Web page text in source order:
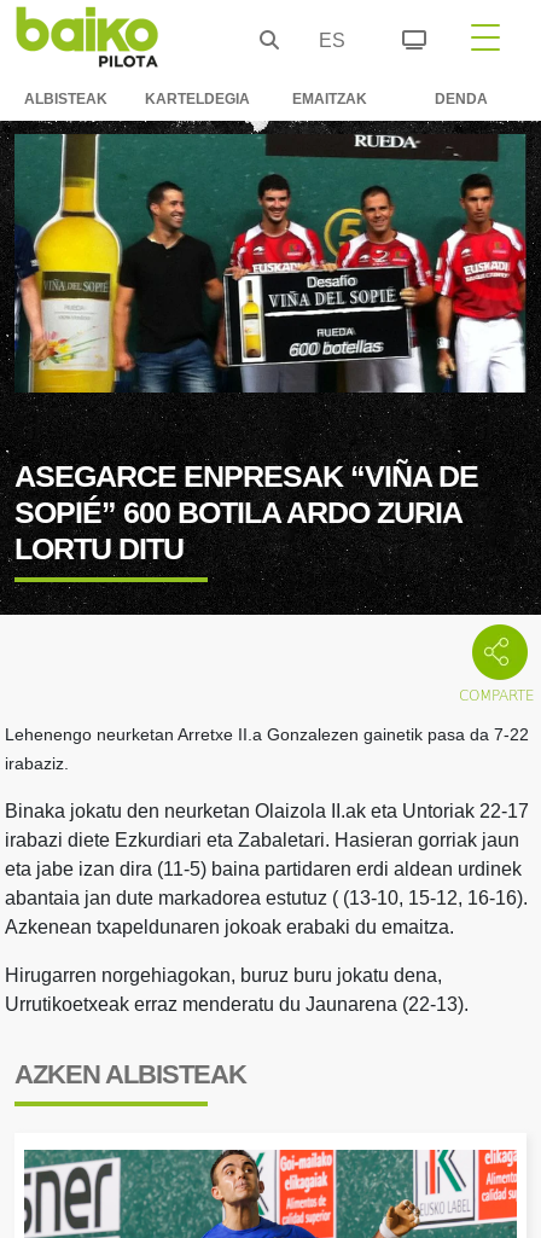
ES
ALBISTEAK KARTELDEGIA EMAITZAK DENDA
ASEGARCE ENPRESAK “VIÑA DE
SOPIÉ” 600 BOTILA ARDO ZURIA
LORTU DITU
Lehenengo neurketan Arretxe II.a Gonzalezen gainetik pasa da 7-22
irabaziz.
Binaka jokatu den neurketan Olaizola II.ak eta Untoriak 22-17
irabazi diete Ezkurdiari eta Zabaletari. Hasieran gorriak jaun
eta jabe izan dira (11-5) baina partidaren erdi aldean urdinek
abantaia jan dute markadorea estutuz ( (13-10, 15-12, 16-16).
Azkenean txapeldunaren jokoak erabaki du emaitza.
Hirugarren norgehiagokan, buruz buru jokatu dena,
Urrutikoetxeak erraz menderatu du Jaunarena (22-13).
AZKEN ALBISTEAK